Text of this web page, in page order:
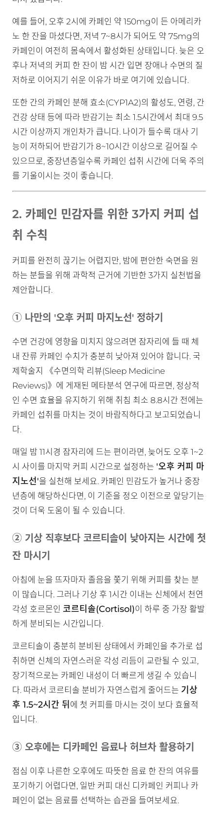
예를 들어, 오후 2시에 카페인 약 150mg이 든 아메리카
노 한 잔을 마셨다면, 저녁 7~8시가 되어도 약 75mg의
카페인이 여전히 몸속에서 활성화된 상태입니다. 늦은 오
후나 저녁의 커피 한 잔이 밤 시간 입면 장애나 수면의 질
저하로 이어지기 쉬운 이유가 바로 여기에 있습니다.
또한 간의 카페인 분해 효소(CYP1A2)의 활성도, 연령, 간
건강 상태 등에 따라 반감기는 최소 1.5시간에서 최대 9.5
시간 이상까지 개인차가 큽니다. 나이가 들수록 대사 기
능이 저하되어 반감기가 8~10시간 이상으로 길어질 수
있으므로, 중장년층일수록 카페인 섭취 시간에 더욱 주의
를 기울이시는 것이 좋습니다.
2. 카페인 민감자를 위한 3가지 커피 섭
취 수칙
커피를 완전히 끊기는 어렵지만, 밤에 편안한 숙면을 원
하는 분들을 위해 과학적 근거에 기반한 3가지 실천법을
제안합니다.
① 나만의 '오후 커피 마지노선' 정하기
수면 건강에 영향을 미치지 않으려면 잠자리에 들 때 체
내 잔류 카페인 수치가 충분히 낮아져 있어야 합니다. 국
제학술지 《수면의학 리뷰(Sleep Medicine
Reviews)》에 게재된 메타분석 연구에 따르면, 정상적
인 수면 효율을 유지하기 위해 취침 최소 8.8시간 전에는
카페인 섭취를 마치는 것이 바람직하다고 보고되었습니
다.
매일 밤 11시경 잠자리에 드는 편이라면, 늦어도 오후 1~2
시 사이를 마지막 커피 시간으로 설정하는 '오후 커피 마
지노선'을 실천해 보세요. 카페인 민감도가 높거나 중장
년층에 해당하신다면, 이 기준을 정오 이전으로 앞당기는
것이 더욱 도움이 될 수 있습니다.
② 기상 직후보다 코르티솔이 낮아지는 시간에 첫
잔 마시기
아침에 눈을 뜨자마자 졸음을 쫓기 위해 커피를 찾는 분
이 많습니다. 그러나 기상 후 1시간 이내는 신체에서 천연
각성 호르몬인 코르티솔(Cortisol)이 하루 중 가장 활발
하게 분비되는 시간입니다.
코르티솔이 충분히 분비된 상태에서 카페인을 추가로 섭
취하면 신체의 자연스러운 각성 리듬이 교란될 수 있고,
장기적으로는 카페인 내성이 더 빠르게 생길 수 있습니
다. 따라서 코르티솔 분비가 자연스럽게 줄어드는 기상
후 1.5~2시간 뒤 에 첫 커피를 마시는 것이 보다 효율적
입니다.
③ 오후에는 디카페인 음료나 허브차 활용하기
점심 이후 나른한 오후에도 따뜻한 음료 한 잔의 여유를
포기하기 어렵다면, 일반 커피 대신 디카페인 커피나 카
페인이 없는 음료를 선택하는 습관을 들여보세요.